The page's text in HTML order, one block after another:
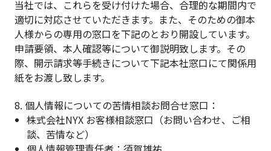
当社では、これらを受け付けた場合、合理的な期間内で
適切に対応させていただきます。また、そのための御本
人様からの専用の窓口を下記のとおり開設しています。
申請要領、本人確認等について御説明致します。その
際、開示請求等手続きについて下記本社窓口にて関係用
紙をお渡し致します。
8. 個人情報についての苦情相談お問合せ窓口：
株式会社NYX お客様相談窓口（お問い合わせ、ご相
談、苦情など）